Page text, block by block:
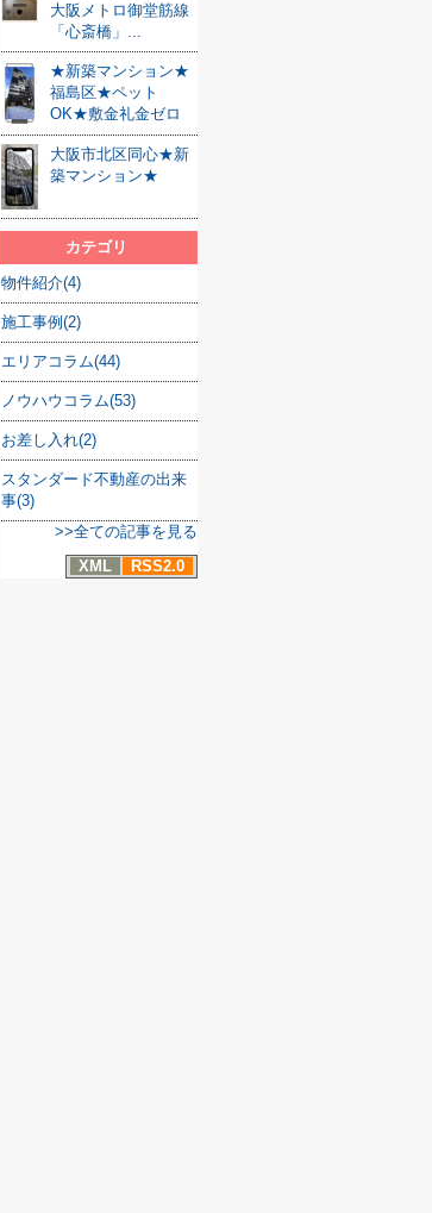
大阪メトロ御堂筋線
「心斎橋」...
★新築マンション★
福島区★ペット
OK★敷金礼金ゼロ
大阪市北区同心★新
築マンション★
カテゴリ
物件紹介(4)
施工事例(2)
エリアコラム(44)
ノウハウコラム(53)
お差し入れ(2)
スタンダード不動産の出来
事(3)
>>全ての記事を見る
XML
RSS2.0